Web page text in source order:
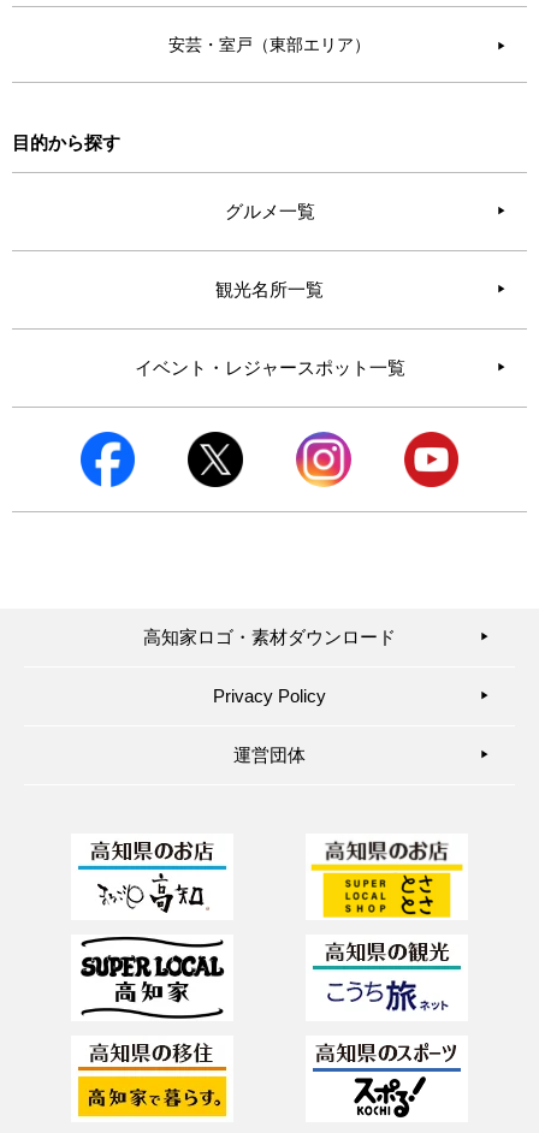
安芸・室戸（東部エリア） ▶︎
目的から探す
グルメ一覧
観光名所一覧
イベント・レジャースポット一覧
高知家ロゴ・素材ダウンロード ▶︎
Privacy Policy ▶︎
運営団体 ▶︎